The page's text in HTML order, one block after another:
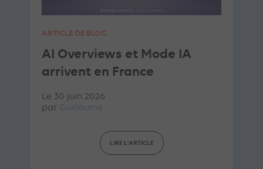
ARTICLE DE BLOG
AI Overviews et Mode IA
arrivent en France
Le 30 juin 2026
par Guillaume
LIRE L'ARTICLE